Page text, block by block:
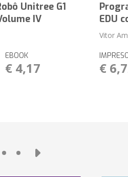
Unitree G1
IV
EBOOK
€ 4,17
EDU
Vitor
€